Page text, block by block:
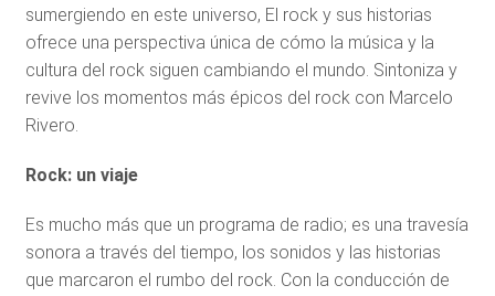
sumergiendo en este universo, El rock y sus historias
ofrece una perspectiva única de cómo la música y la
cultura del rock siguen cambiando el mundo. Sintoniza y
revive los momentos más épicos del rock con Marcelo
Rivero.
Rock: un viaje
Es mucho más que un programa de radio; es una travesía
sonora a través del tiempo, los sonidos y las historias
que marcaron el rumbo del rock. Con la conducción de